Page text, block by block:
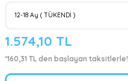
1.574,10 TL
*160,31 TL den başlayan taksitlerle!